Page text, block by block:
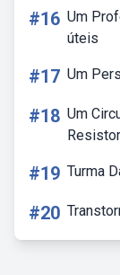
#16 Um
úteis
#17 Um
#18 Um
Resistor
#19 Turma
#20